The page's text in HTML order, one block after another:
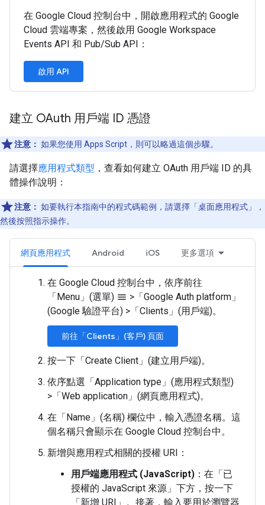
在 Google Cloud 控制台中，開啟應用程式的 Google
Cloud 雲端專案，然後啟用 Google Workspace
Events API 和 Pub/Sub API：
啟用 API
建立 OAuth 用戶端 ID 憑證
注意： 如果您使用 Apps Script，則可以略過這個步驟。
請選擇應用程式類型 ，查看如何建立 OAuth 用戶端 ID 的具
體操作說明：
注意： 如要執行本指南中的程式碼範例，請選擇「桌面應用程式」
，
然後按照指示操作。
網頁應用程式 Android iOS 更多選項
在 Google Cloud 控制台中，依序前往
「Menu」(選單) menu > 「Google Auth platform」
(Google 驗證平台) > 「Clients」(用戶端)。
前往「Clients」(客戶) 頁面
按一下「Create Client」(建立用戶端)。
依序點選「Application type」(應用程式類型)
> 「Web application」(網頁應用程式)。
在「Name」(名稱) 欄位中，輸入憑證名稱。這
個名稱只會顯示在 Google Cloud 控制台中。
新增與應用程式相關的授權 URI：
用戶端應用程式 (JavaScript) ：在「已
授權的 JavaScript 來源」 下方，按一下
「新增 URI」 。接著，輸入要用於瀏覽器